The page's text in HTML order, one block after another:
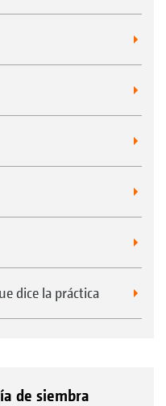
dice la práctica
de siembra